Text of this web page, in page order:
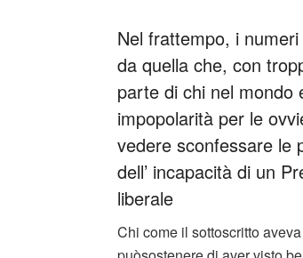
Nel frattempo, i
da quella che, con
parte di chi nel mondo
impopolarità per le
vedere sconfessare le
dell’ incapacità di un
liberale
Chi come il sottoscritto